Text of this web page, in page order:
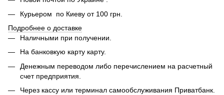
Курьером по Киеву от 100 грн.
Подробнее о доставке
Наличными при получении.
На банковкую карту карту.
Денежным переводом либо перечислением на расчетный
счет предприятия.
Через кассу или терминал самообслуживания Приватбанк.